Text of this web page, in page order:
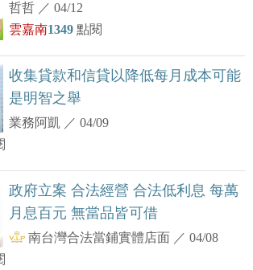
哲哲 ／04/12
雲嘉南1349點閱
收集貸款和信貸以降低每月成本可能
是明智之舉
業務阿凱 ／04/09
政府立案 合法經營 合法低利息 每萬
月息百元 無當品皆可借
南台灣合法當鋪實體店面 ／04/08